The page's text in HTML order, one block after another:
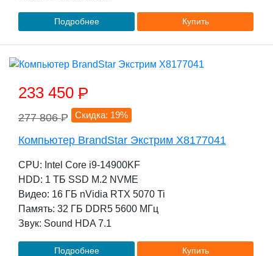
Подробнее Купить
233 450 P
277 806P Скидка: 19%
Компьютер BrandStar Экстрим X8177041
CPU: Intel Core i9-14900KF
HDD: 1 TБ SSD M.2 NVME
Видео: 16 ГБ nVidia RTX 5070 Ti
Память: 32 ГБ DDR5 5600 МГц
Звук: Sound HDA 7.1
Подробнее Купить